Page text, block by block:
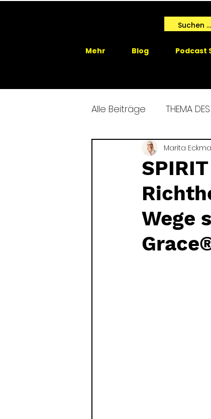
Podcast
Blog
Mehr
Alle Beiträge THEMA
SPIRIT ME EVENTS
GAIA SPRICHT
Wege
Marita